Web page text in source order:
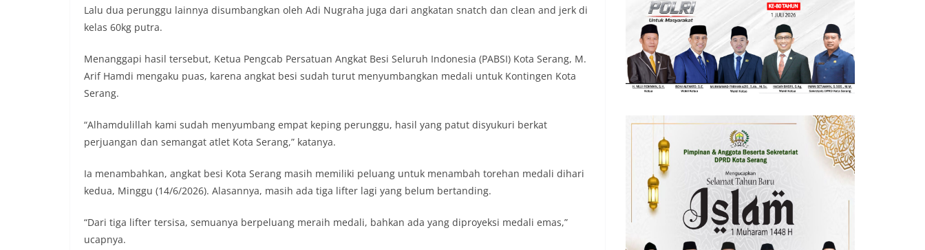
Lalu dua perunggu lainnya disumbangkan oleh Adi Nugraha juga dari angkatan snatch dan clean and jerk di
kelas 60kg putra.
Menanggapi hasil tersebut, Ketua Pengcab Persatuan Angkat Besi Seluruh Indonesia (PABSI) Kota Serang, M.
Arif Hamdi mengaku puas, karena angkat besi sudah turut menyumbangkan medali untuk Kontingen Kota
Serang.
“Alhamdulillah kami sudah menyumbang empat keping perunggu, hasil yang patut disyukuri berkat
perjuangan dan semangat atlet Kota Serang,” katanya.
Ia menambahkan, angkat besi Kota Serang masih memiliki peluang untuk menambah torehan medali dihari
kedua, Minggu (14/6/2026). Alasannya, masih ada tiga lifter lagi yang belum bertanding.
“Dari tiga lifter tersisa, semuanya berpeluang meraih medali, bahkan ada yang diproyeksi medali emas,”
ucapnya.